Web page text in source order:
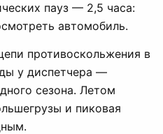
пауз — 2,5 часа:
автомобиль.
противоскольжения в
у диспетчера —
сезона. Летом
и пиковая